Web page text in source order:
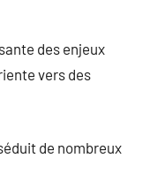
des enjeux
vers des
de nombreux